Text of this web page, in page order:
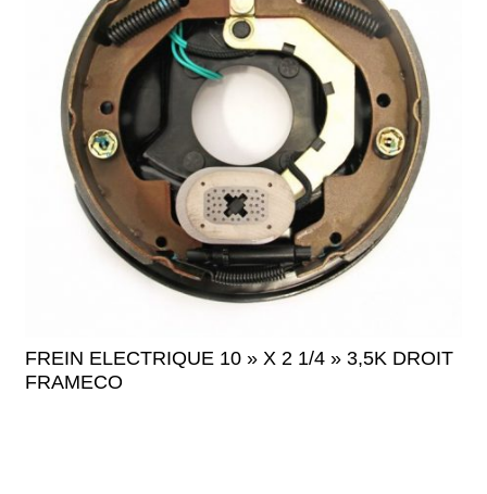
FREIN ELECTRIQUE 10 » X 2 1/4 » 3,5K DROIT
FRAMECO